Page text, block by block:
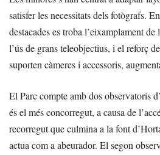
satisfer les necessitats dels fotògrafs.
destacades es troba l’eixamplament
l’ús de grans teleobjectius, i el reforç
suporten càmeres i accessoris,
El Parc compte amb dos observatoris
és el més concorregut, a causa de
recorregut que culmina a la font
actua com a abeurador. El segon